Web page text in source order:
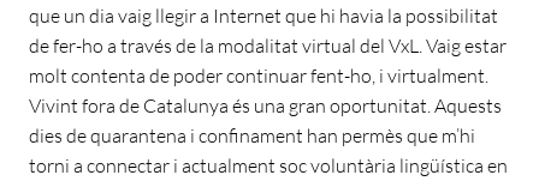
que un dia vaig llegir a Internet que hi havia la possibilitat
de fer-ho a través de la modalitat virtual del VxL. Vaig estar
molt contenta de poder continuar fent-ho, i virtualment.
Vivint fora de Catalunya és una gran oportunitat. Aquests
dies de quarantena i confinament han permès que m’hi
torni a connectar i actualment soc voluntària lingüística en